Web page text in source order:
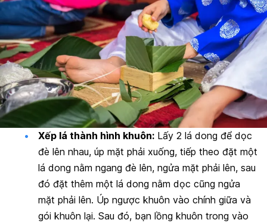
Xếp lá thành hình khuôn: Lấy 2 lá dong để dọc
đè lên nhau, úp mặt phải xuống, tiếp theo đặt một
lá dong nằm ngang đè lên, ngửa mặt phải lên, sau
đó đặt thêm một lá dong nằm dọc cũng ngửa
mặt phải lên. Úp ngược khuôn vào chính giữa và
gói khuôn lại. Sau đó, bạn lồng khuôn trong vào